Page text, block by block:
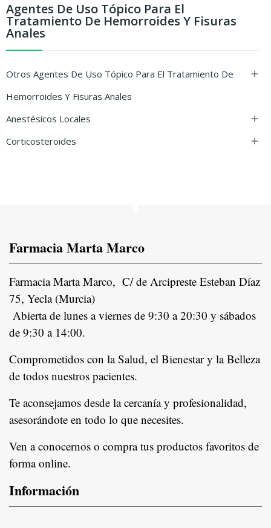
Agentes De Uso Tópico Para El
Tratamiento De Hemorroides Y Fisuras
Anales
Otros Agentes De Uso Tópico Para El Tratamiento De
Hemorroides Y Fisuras Anales

Anestésicos Locales 
Corticosteroides 
Farmacia Marta Marco
Farmacia Marta Marco, C/ de Arcipreste Esteban Díaz
75, Yecla (Murcia)
Abierta de lunes a viernes de 9:30 a 20:30 y sábados
de 9:30 a 14:00.
Comprometidos con la Salud, el Bienestar y la Belleza
de todos nuestros pacientes.
Te aconsejamos desde la cercanía y profesionalidad,
asesorándote en todo lo que necesites.
Ven a conocernos o compra tus productos favoritos de
forma online.
Información